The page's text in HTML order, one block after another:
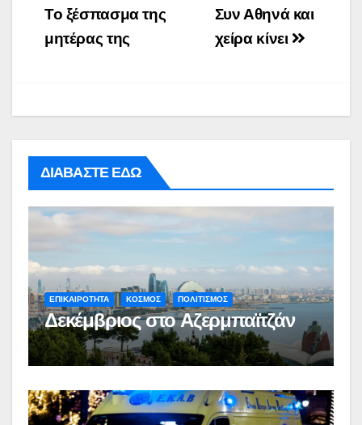
Συν Αθηνά και
χείρα κίνει
Το ξέσπασμα της
μητέρας της
ΔΙΑΒΑΣΤΕ ΕΔΩ
ΕΠΙΚΑΙΡΟΤΗΤΑ ΚΟΣΜΟΣ ΠΟΛΙΤΙΣΜΟΣ
Δεκέμβριος στο Αζερμπαϊτζάν